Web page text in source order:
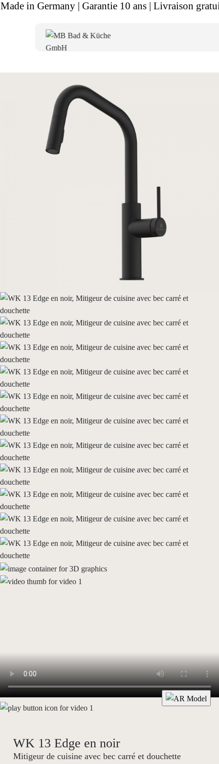
Made in Germany | Garantie 10 ans | Livraison
WK 13 Edge en noir
Mitigeur de cuisine avec bec carré et douchette